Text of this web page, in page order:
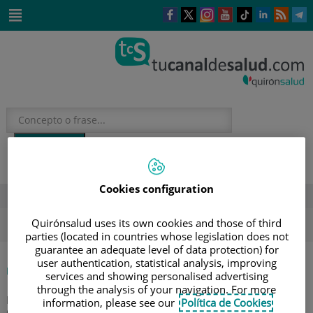
Este
enlace
se
ventana
nueva.
Este
enlace
se
una
ventana
nueva.
Este
enlace
se
una
ventana
nueva.
Este
enlace
se
una
ventana
nueva.
Enlace
una
Enlace
una
ola de calor verano sol
INICIO| AGENDA
¿SER MADRE DESPUÉS DE UN CÁNCER? SESIÓN
INFORMATIVA EN QUIRÓNSALUD PARA PACIENTES
Cookies configuration
Quirónsalud uses its own cookies and those of third
parties (located in countries whose legislation does not
guarantee an adequate level of data protection) for
user authentication, statistical analysis, improving
services and showing personalised advertising
through the analysis of your navigation. For more
information, please see our Política de Cookies